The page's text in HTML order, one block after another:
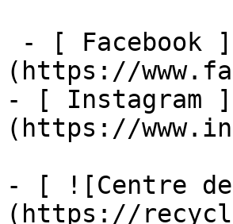
(https://
- [ Instagram ]
(https://
- [ ![Centre de
(https://